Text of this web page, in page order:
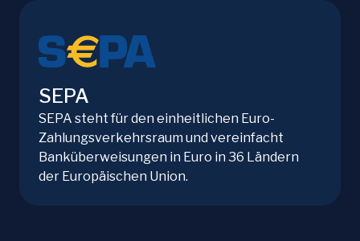
SEPA
SEPA steht für den einheitlichen Euro-
Zahlungsverkehrsraum und vereinfacht
Banküberweisungen in Euro in 36 Ländern
der Europäischen Union.